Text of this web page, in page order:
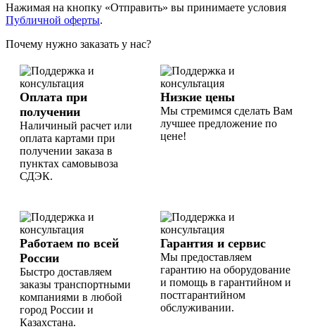
Нажимая на кнопку «Отправить» вы принимаете условия
Публичной оферты.
Почему нужно заказать у нас?
Оплата при
получении
Наличиный расчет или
оплата картами при
получении заказа в
пунктах самовывоза
СДЭК.
Низкие цены
Мы стремимся сделать Вам
лучшее предложение по
цене!
Работаем по всей
России
Быстро доставляем
заказы транспортными
компаниями в любой
город России и
Казахстана.
Гарантия и сервис
Мы предоставляем
гарантию на оборудование
и помощь в гарантийном и
постгарантийном
обслуживании.